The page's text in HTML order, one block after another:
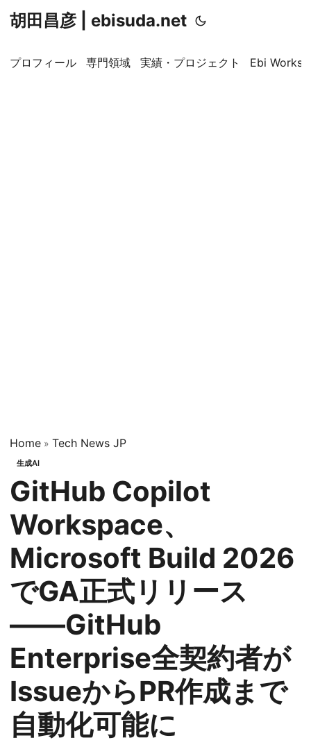
胡田昌彦 | ebisuda.net
プロフィール 専門領域 実績・プロジェクト Ebi
Home » Tech News JP
生成AI
GitHub Copilot
Workspace、
Microsoft Build 2026
でGA正式リリース
——GitHub
Enterprise全契約者が
IssueからPR作成まで
自動化可能に